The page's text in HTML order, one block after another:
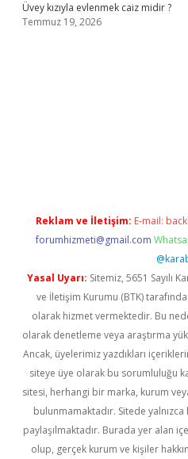
Üvey kızıyla evlenmek caiz midir ?
Temmuz 19, 2026
Reklam ve İletişim: E-mail:
forumhizmeti@gmail.com
Yasal Uyarı: Sitemiz, 5651 Sayılı
ve İletişim Kurumu (BTK)
olarak hizmet vermektedir. Bu
olarak denetleme veya araştırma
Ancak, üyelerimiz yazdıkları
siteye üye olarak bu sorumluluğu
sitesi, herhangi bir marka, kurum
bulunmamaktadır. Sitede yalnızca
paylaşılmaktadır. Burada yer alan
olup, gerçek kurum ve kişiler